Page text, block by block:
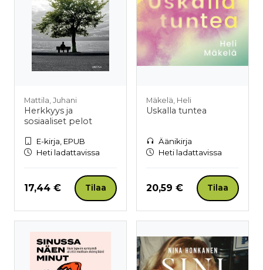
Mattila, Juhani
Herkkyys ja
sosiaaliset pelot
E-kirja, EPUB
Heti ladattavissa
Hinta nyt
17,44 € Tilaa
Mäkelä, Heli
Uskalla tuntea
Äänikirja
Heti ladattavissa
Hinta nyt
20,59 € Tilaa